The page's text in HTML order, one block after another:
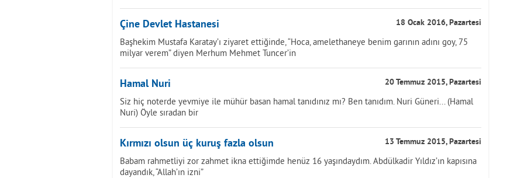
Çine Devlet Hastanesi 18 Ocak 2016, Pazartesi
Başhekim Mustafa Karatay’ı ziyaret ettiğinde, “Hoca, amelethaneye benim garının adını goy, 75
milyar verem” diyen Merhum Mehmet Tuncer’in
Hamal Nuri 20 Temmuz 2015, Pazartesi
Siz hiç noterde yevmiye ile mühür basan hamal tanıdınız mı? Ben tanıdım. Nuri Güneri... (Hamal
Nuri) Öyle sıradan bir
Kırmızı olsun üç kuruş fazla olsun 13 Temmuz 2015, Pazartesi
Babam rahmetliyi zor zahmet ikna ettiğimde henüz 16 yaşındaydım. Abdülkadir Yıldız’ın kapısına
dayandık, “Allah’ın izni”